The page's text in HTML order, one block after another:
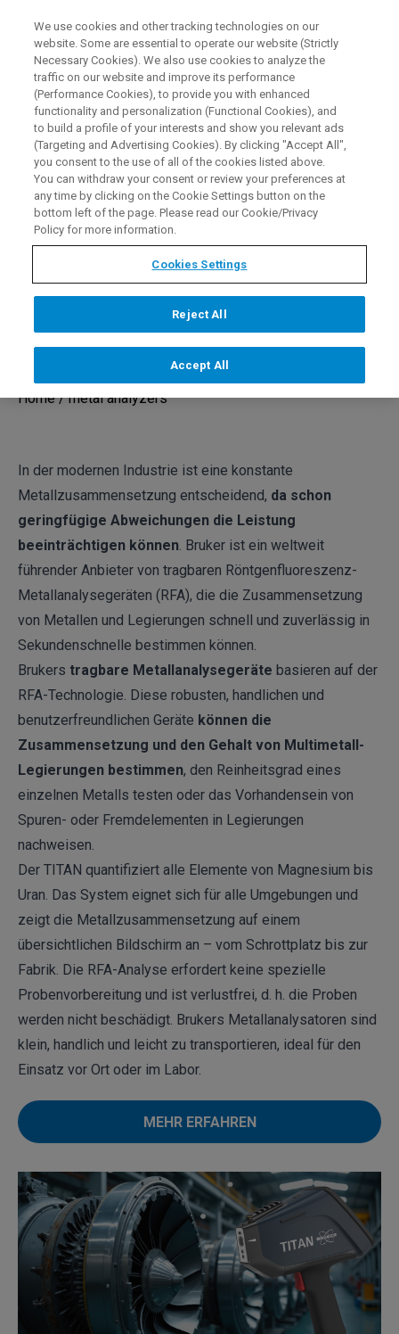
DE
RFA-Metallanalysegerät:
Schnelles Scannen von
Metallen und Legierungen
JETZT ANFRAGEN
Home /metal analyzers
In der modernen Industrie ist eine konstante
Metallzusammensetzung entscheidend, da schon
geringfügige Abweichungen die Leistung
beeinträchtigen können. Bruker ist ein weltweit
führender Anbieter von tragbaren Röntgenfluoreszenz-
Metallanalysegeräten (RFA), die die Zusammensetzung
von Metallen und Legierungen schnell und zuverlässig in
Sekundenschnelle bestimmen können.
Brukers tragbare Metallanalysegeräte basieren auf der
RFA-Technologie. Diese robusten, handlichen und
benutzerfreundlichen Geräte können die
Zusammensetzung und den Gehalt von Multimetall-
Legierungen bestimmen, den Reinheitsgrad eines
einzelnen Metalls testen oder das Vorhandensein von
Spuren- oder Fremdelementen in Legierungen
nachweisen.
Der TITAN quantifiziert alle Elemente von Magnesium bis
Uran. Das System eignet sich für alle Umgebungen und
zeigt die Metallzusammensetzung auf einem
übersichtlichen Bildschirm an – vom Schrottplatz bis zur
Fabrik. Die RFA-Analyse erfordert keine spezielle
Probenvorbereitung und ist verlustfrei, d. h. die Proben
werden nicht beschädigt. Brukers Metallanalysatoren sind
klein, handlich und leicht zu transportieren, ideal für den
Einsatz vor Ort oder im Labor.
MEHR ERFAHREN
We use cookies and other tracking technologies on our
website. Some are essential to operate our website (Strictly
Necessary Cookies). We also use cookies to analyze the
traffic on our website and improve its performance
(Performance Cookies), to provide you with enhanced
functionality and personalization (Functional Cookies), and
to build a profile of your interests and show you relevant ads
(Targeting and Advertising Cookies). By clicking "Accept All",
you consent to the use of all of the cookies listed above.
You can withdraw your consent or review your preferences at
any time by clicking on the Cookie Settings button on the
bottom left of the page. Please read our Cookie/Privacy
Policy for more information.
Cookies Settings
Reject All
Accept All